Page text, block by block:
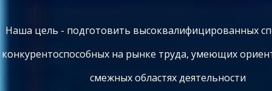
Наша цель - подготовить высоквалифицированных
конкурентоспособных на рынке труда, умеющих
смежных областях деятельности